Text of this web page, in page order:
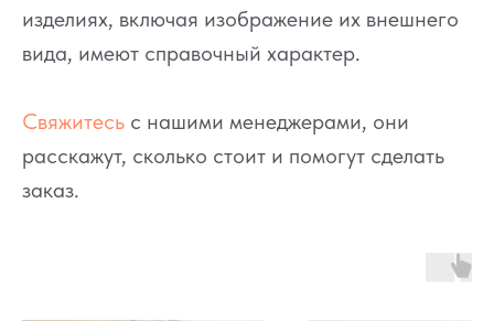
изделиях, включая изображение их внешнего
вида, имеют справочный характер.
Свяжитесь с нашими менеджерами, они
расскажут, сколько стоит и помогут сделать
заказ.